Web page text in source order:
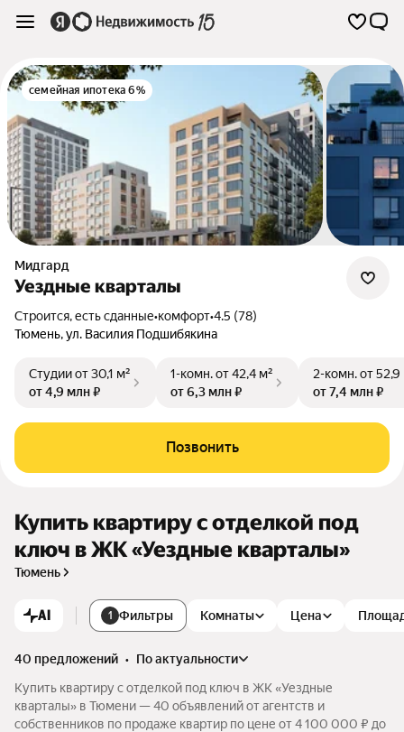
семейная ипотека 6%
Мидгард
Уездные кварталы
Строится, есть сданные•комфорт•4.5 (78)
Тюмень,ул. Василия Подшибякина
Студииот 30,1 м²
от 4,9 млн ₽
1-комн.от 42,4 м²
от 6,3 млн ₽
2-комн.от 52,9
от 7,4 млн ₽
Позвонить
Купить квартиру с отделкой под
ключ в ЖК «Уездные кварталы»
Тюмень
AI 1 Фильтры Комнаты Цена
40 предложений •
по актуальности
Купить квартиру с отделкой под ключ в ЖК «Уездные
кварталы» в Тюмени — 40 объявлений от агентств и
собственников по продаже квартир по цене от 4 100 000 ₽ до